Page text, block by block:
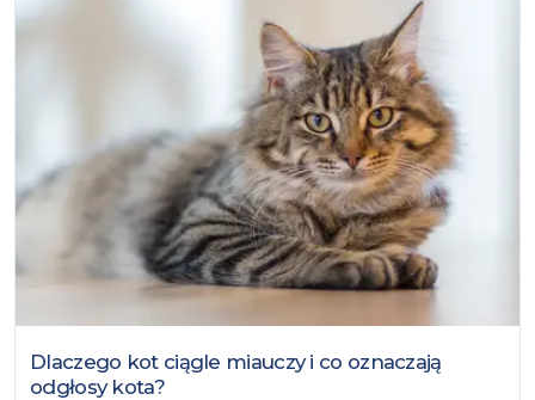
Dlaczego kot ciągle miauczy i co oznaczają
odgłosy kota?